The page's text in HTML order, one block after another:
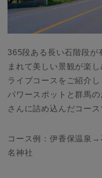
365段ある長い石階段が
まれて美しい景観が楽
ライブコースをご紹介
パワースポットと群馬
さんに詰め込んだコース
コース例：伊香保温
名神社